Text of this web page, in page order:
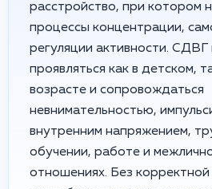
расстройство, при котором
процессы концентрации,
регуляции активности.
проявляться как в детском,
возрасте и сопровождаться
невнимательностью,
внутренним напряжением,
обучении, работе и
отношениях. Без